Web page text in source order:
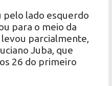
pelo lado esquerdo
para o meio da
parcialmente,
Juba, que
26 do primeiro